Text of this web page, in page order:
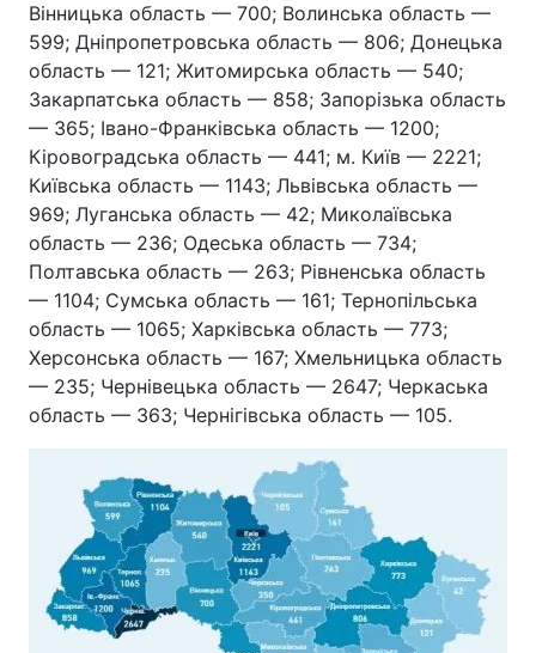
Вінницька область — 700; Волинська область —
599; Дніпропетровська область — 806; Донецька
область — 121; Житомирська область — 540;
Закарпатська область — 858; Запорізька область
— 365; Івано-Франківська область — 1200;
Кіровоградська область — 441; м. Київ — 2221;
Київська область — 1143; Львівська область —
969; Луганська область — 42; Миколаївська
область — 236; Одеська область — 734;
Полтавська область — 263; Рівненська область
— 1104; Сумська область — 161; Тернопільська
область — 1065; Харківська область — 773;
Херсонська область — 167; Хмельницька область
— 235; Чернівецька область — 2647; Черкаська
область — 363; Чернігівська область — 105.